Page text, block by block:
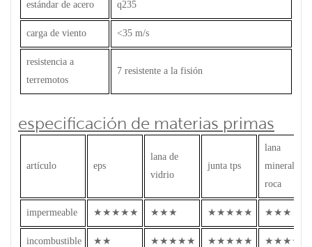
estándar de acero q235
carga de viento <35 m/s
resistencia a
terremotos
7 resistente a la fisión
especificación de materias primas
artículo eps
lana de
vidrio
junta tps
lana
mineral de
roca
impermeable ★★★★★ ★★★ ★★★★★ ★★★
incombustible ★★ ★★★★★ ★★★★★ ★★★★★